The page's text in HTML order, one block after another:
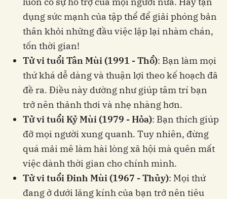
dụng sức mạnh của tập thể để giải phóng bản
thân khỏi những đầu việc lặp lại nhàm chán,
tốn thời gian!
Tử vi tuổi Tân Mùi (1991 - Thổ): Bạn làm mọi
thứ khá dễ dàng và thuận lợi theo kế hoạch đã
đề ra. Điều này dường như giúp tâm trí bạn
trở nên thảnh thơi và nhẹ nhàng hơn.
Tử vi tuổi Kỷ Mùi (1979 - Hỏa): Bạn thích giúp
đỡ mọi người xung quanh. Tuy nhiên, đừng
quá mải mê làm hài lòng xã hội mà quên mất
việc dành thời gian cho chính mình.
Tử vi tuổi Đinh Mùi (1967 - Thủy): Mọi thứ
đang ở dưới lăng kính của bạn trở nên tiêu